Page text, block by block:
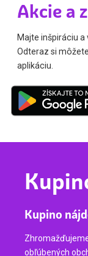
Akcie a
Majte inšpiráciu a
Odteraz si môžete
aplikáciu.
Kupino
obľúbených